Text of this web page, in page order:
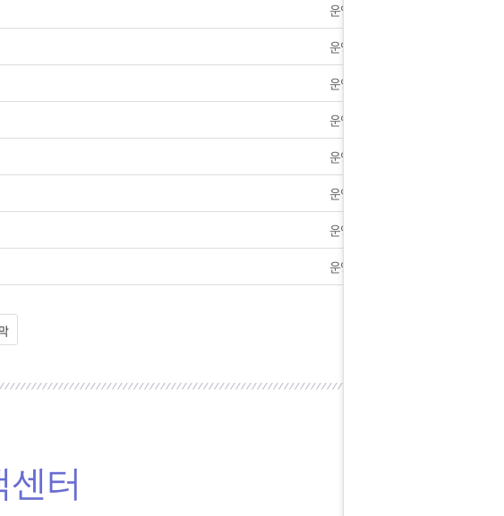
[제품 가격인하] 2020년 가격인하 안내
[8월 이벤트안내] 전제품 40%할인 진행중입니다.
운영자
운영자
운영자
운영자
운영자
운영자
운영자
운영자
센터